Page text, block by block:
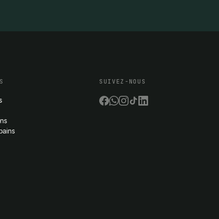
SUIVEZ-NOUS